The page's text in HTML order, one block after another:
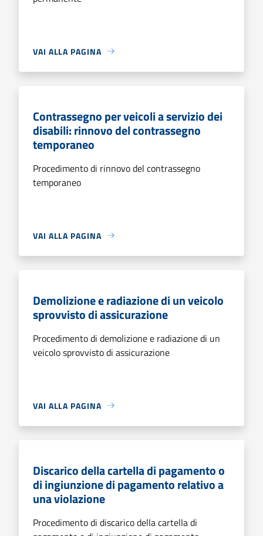
VAI ALLA PAGINA
Contrassegno per veicoli a servizio dei
disabili: rinnovo del contrassegno
temporaneo
Procedimento di rinnovo del contrassegno
temporaneo
VAI ALLA PAGINA
Demolizione e radiazione di un veicolo
sprovvisto di assicurazione
Procedimento di demolizione e radiazione di un
veicolo sprovvisto di assicurazione
VAI ALLA PAGINA
Discarico della cartella di pagamento o
di ingiunzione di pagamento relativo a
una violazione
Procedimento di discarico della cartella di